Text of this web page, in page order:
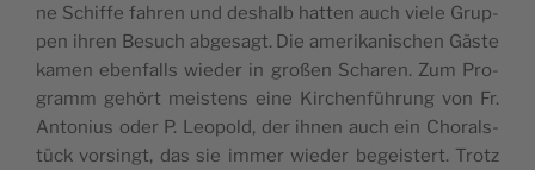
ne Schif­fe fah­ren und des­halb hat­ten auch vie­le Grup­
pen ihren Besuch abge­sagt. Die ame­ri­ka­nis­chen Gäs­te
kamen eben­falls wie­der in großen Scha­ren. Zum Pro­
gramm gehört meis­tens eine Kir­chen­füh­rung von Fr.
Anto­nius oder P. Leo­pold, der ihnen auch ein Cho­rals­
tück vor­singt, das sie immer wie­der begeis­tert. Trotz